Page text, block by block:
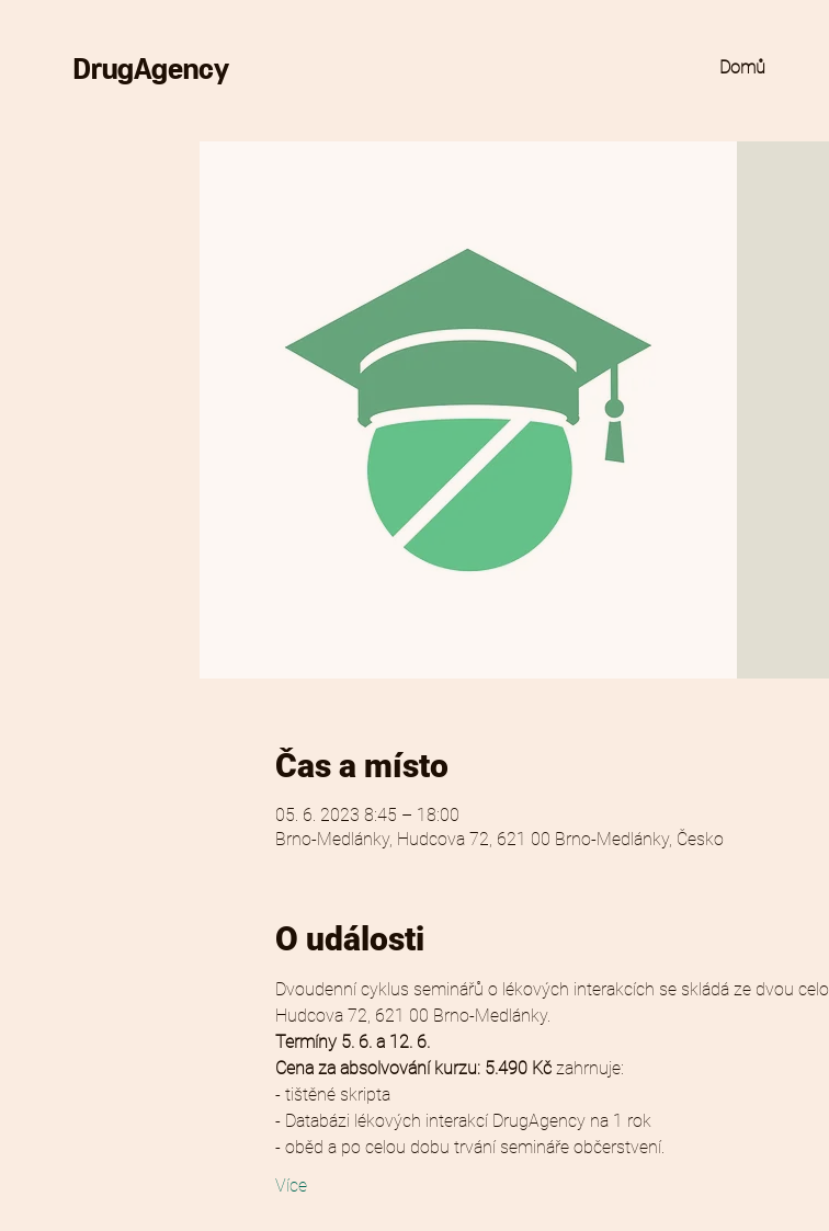
DrugAgency Domů
Čas a místo
05. 6. 2023 8:45 – 18:00
Brno-Medlánky, Hudcova 72, 621 00 Brno-Medlánky, Česko
O události
Dvoudenní cyklus seminářů o lékových interakcích se skládá ze dvou
Hudcova 72, 621 00 Brno-Medlánky.
Termíny 5. 6. a 12. 6.
Cena za absolvování kurzu: 5.490 Kč zahrnuje:
- tištěné skripta
- Databázi lékových interakcí DrugAgency na 1 rok
- oběd a po celou dobu trvání semináře občerstvení.
Více